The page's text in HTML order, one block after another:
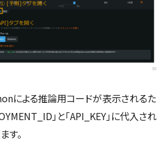
による推論用コードが表示されるた
」と「API_KEY」に代入され
す。